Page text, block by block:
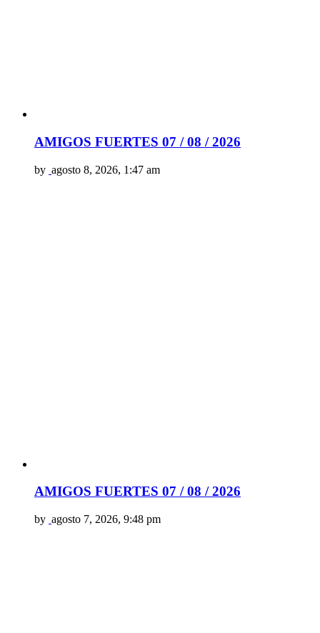
AMIGOS FUERTES 07 / 08 / 2026
by agosto 8, 2026, 1:47 am
AMIGOS FUERTES 07 / 08 / 2026
by agosto 7, 2026, 9:48 pm